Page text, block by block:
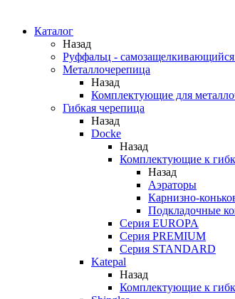
Каталог
Назад
Руффальц -
Металлочерепица
Назад
Комплектующие для
Гибкая черепица
Назад
Docke
Назад
Комплектующие к
Назад
Аэраторы
Карнизно-
Подкладочные
Серия EUROPA
Серия PREMIUM
Серия STANDARD
Katepal
Назад
Комплектующие к